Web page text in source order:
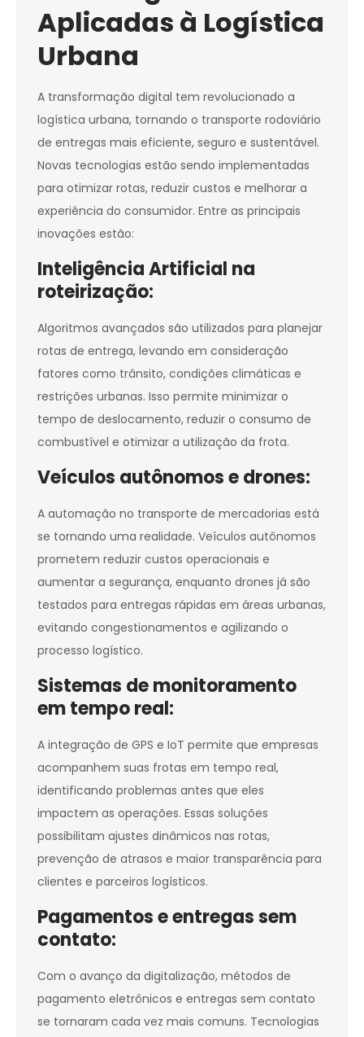
Aplicadas à Logística
Urbana
A transformação digital tem revolucionado a
logística urbana, tornando o transporte rodoviário
de entregas mais eficiente, seguro e sustentável.
Novas tecnologias estão sendo implementadas
para otimizar rotas, reduzir custos e melhorar a
experiência do consumidor. Entre as principais
inovações estão:
Inteligência Artificial na
roteirização:
Algoritmos avançados são utilizados para planejar
rotas de entrega, levando em consideração
fatores como trânsito, condições climáticas e
restrições urbanas. Isso permite minimizar o
tempo de deslocamento, reduzir o consumo de
combustível e otimizar a utilização da frota.
Veículos autônomos e drones:
A automação no transporte de mercadorias está
se tornando uma realidade. Veículos autônomos
prometem reduzir custos operacionais e
aumentar a segurança, enquanto drones já são
testados para entregas rápidas em áreas urbanas,
evitando congestionamentos e agilizando o
processo logístico.
Sistemas de monitoramento
em tempo real:
A integração de GPS e IoT permite que empresas
acompanhem suas frotas em tempo real,
identificando problemas antes que eles
impactem as operações. Essas soluções
possibilitam ajustes dinâmicos nas rotas,
prevenção de atrasos e maior transparência para
clientes e parceiros logísticos.
Pagamentos e entregas sem
contato:
Com o avanço da digitalização, métodos de
pagamento eletrônicos e entregas sem contato
se tornaram cada vez mais comuns. Tecnologias